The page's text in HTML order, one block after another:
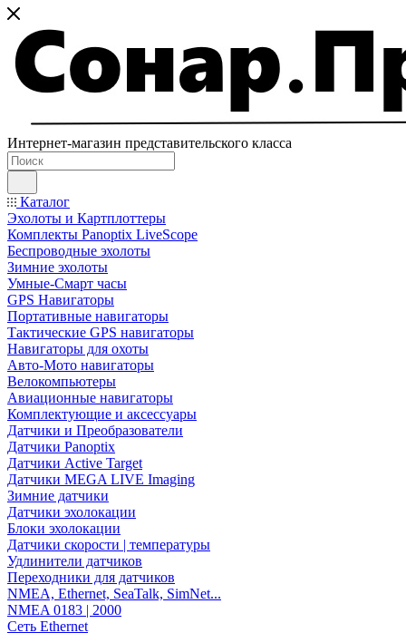
Интернет-магазин представительского класса
Каталог
Эхолоты и Картплоттеры
Комплекты Panoptix LiveScope
Беспроводные эхолоты
Зимние эхолоты
Умные-Смарт часы
GPS Навигаторы
Портативные навигаторы
Тактические GPS навигаторы
Навигаторы для охоты
Авто-Мото навигаторы
Велокомпьютеры
Авиационные навигаторы
Комплектующие и аксессуары
Датчики и Преобразователи
Датчики Panoptix
Датчики Active Target
Датчики MEGA LIVE Imaging
Зимние датчики
Датчики эхолокации
Блоки эхолокации
Датчики скорости | температуры
Удлинители датчиков
Переходники для датчиков
NMEA, Ethernet, SeaTalk, SimNet...
NMEA 0183 | 2000
Сеть Ethernet